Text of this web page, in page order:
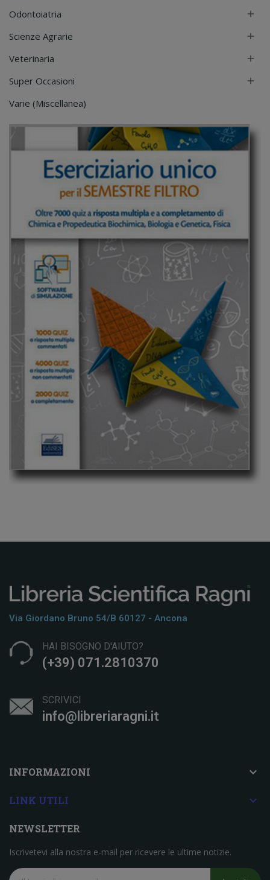
Odontoiatria

Scienze Agrarie 
Veterinaria 
Super Occasioni 
Varie (Miscellanea)
Via Giordano Bruno 54/b 60127 - Ancona
HAI BISOGNO D'AIUTO?
(+39) 071.2810370
SCRIVICI
info@libreriaragni.it
INFORMAZIONI 
LINK UTILI 
NEWSLETTER
Iscrivetevi alla nostra e-mail per ricevere le ultime notizie.